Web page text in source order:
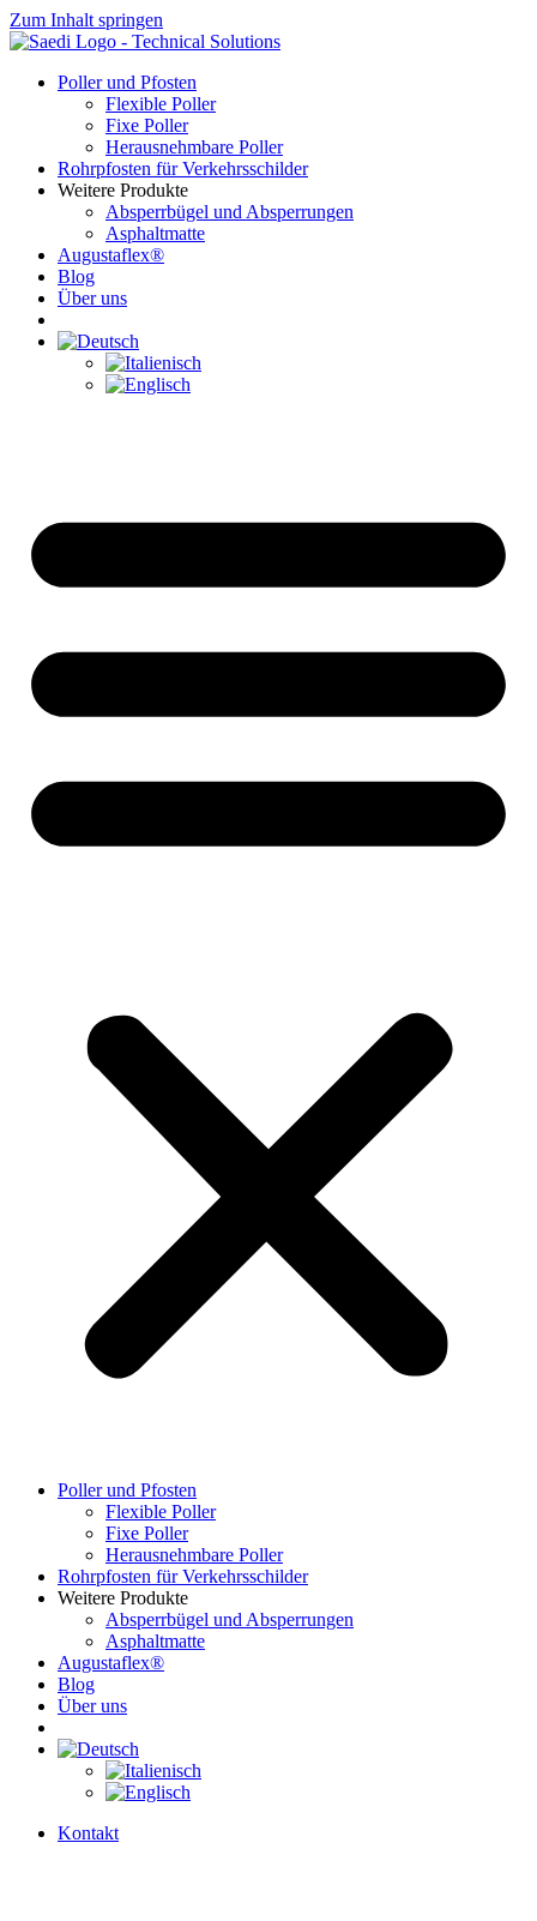
Zum Inhalt springen
Poller und Pfosten
Flexible Poller
Fixe Poller
Herausnehmbare Poller
Rohrpfosten für Verkehrsschilder
Weitere Produkte
Absperrbügel und Absperrungen
Asphaltmatte
Augustaflex®
Blog
Über uns
Poller und Pfosten
Flexible Poller
Fixe Poller
Herausnehmbare Poller
Rohrpfosten für Verkehrsschilder
Weitere Produkte
Absperrbügel und Absperrungen
Asphaltmatte
Augustaflex®
Blog
Über uns
Kontakt